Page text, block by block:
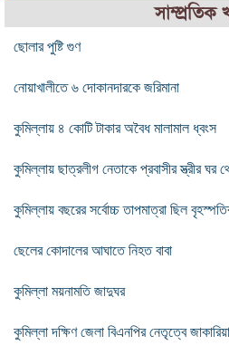
সাম্প্রতিক
ছোলার পুষ্টি গুণ
নোয়াখালীতে ৬ দোকানদারকে জরিমানা
কুমিল্লায় ৪ কোটি টাকার অবৈধ মালামাল ধ্বংস
কুমিল্লায় ছাত্রলীগ নেতাকে প্রবাসীর স্ত্রীর
কুমিল্লায় বছরের সর্বোচ্চ তাপমাত্রা ছিল
ছেলের কোদালের আঘাতে নিহত বাবা
কুমিল্লা ময়নামতি জাদুঘর
কুমিল্লা দক্ষিণ জেলা বিএনপির নেতৃত্বে